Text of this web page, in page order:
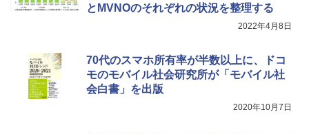
とMVNOのそれぞれの状況を整理する
2022年4月8日
70代のスマホ所有率が半数以上に、ドコ
モのモバイル社会研究所が「モバイル社
会白書」を出版
2020年10月7日